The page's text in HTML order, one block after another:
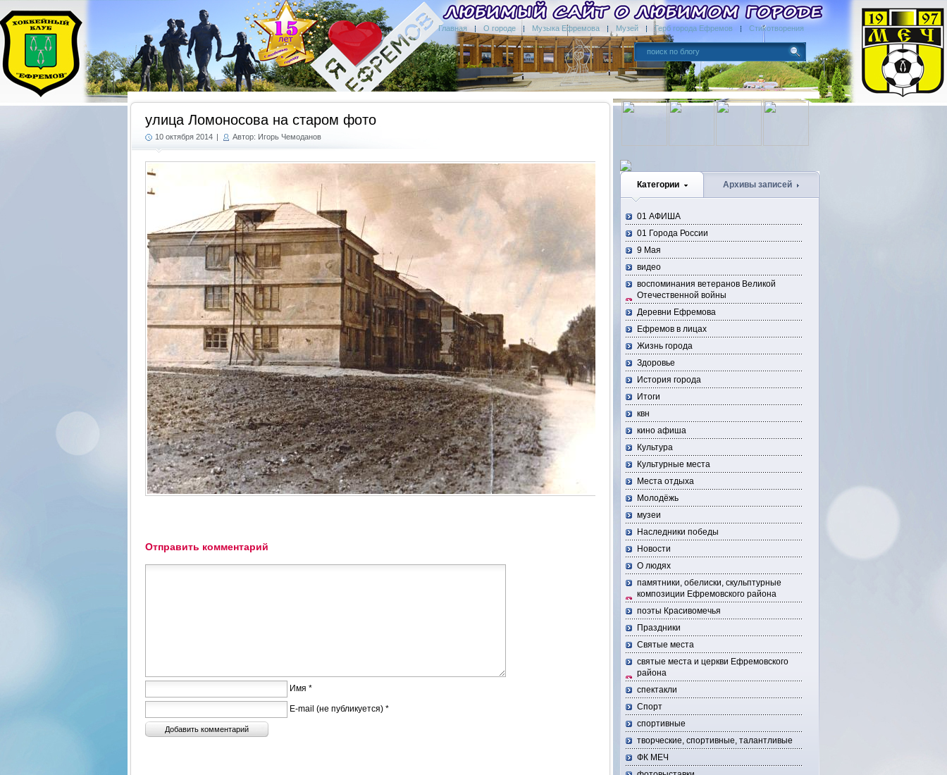
Главная О городе Музыка Ефремова Музей Герб города Ефремов Стихотворения
улица Ломоносова на старом фото
10 октября 2014 | Автор: Игорь Чемоданов
Отправить комментарий
Имя *
E-mail (не публикуется) *
Категории Архивы записей
01 АФИША
01 Города России
9 Мая
видео
воспоминания ветеранов Великой
Отечественной войны
Деревни Ефремова
Ефремов в лицах
Жизнь города
Здоровье
История города
Итоги
квн
кино афиша
Культура
Культурные места
Места отдыха
Молодёжь
музеи
Наследники победы
Новости
О людях
памятники, обелиски, скульптурные
композиции Ефремовского района
поэты Красивомечья
Праздники
Святые места
святые места и церкви Ефремовского
района
спектакли
Спорт
спортивные
творческие, спортивные, талантливые
ФК МЕЧ